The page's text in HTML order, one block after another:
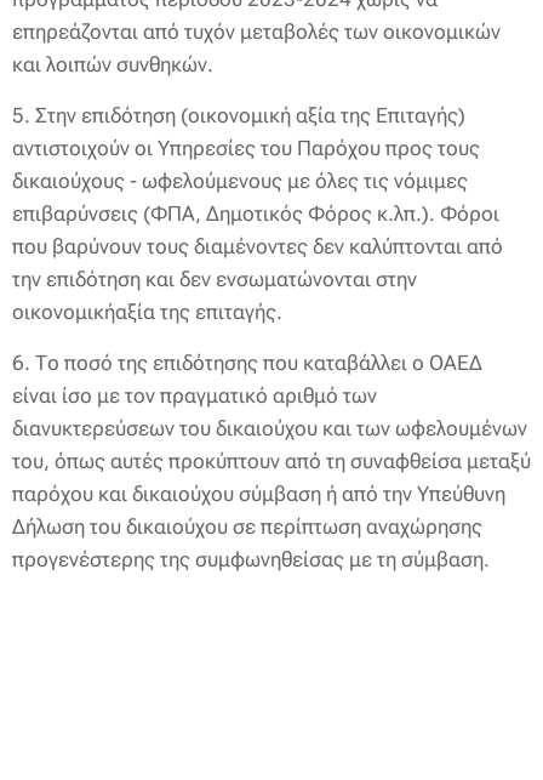
επηρεάζονται από τυχόν μεταβολές των οικονομικών
και λοιπών συνθηκών.
5. Στην επιδότηση (οικονομική αξία της Επιταγής)
αντιστοιχούν οι Υπηρεσίες του Παρόχου προς τους
δικαιούχους - ωφελούμενους με όλες τις νόμιμες
επιβαρύνσεις (ΦΠΑ, Δημοτικός Φόρος κ.λπ.). Φόροι
που βαρύνουν τους διαμένοντες δεν καλύπτονται από
την επιδότηση και δεν ενσωματώνονται στην
οικονομικήαξία της επιταγής.
6. Το ποσό της επιδότησης που καταβάλλει ο ΟΑΕΔ
είναι ίσο με τον πραγματικό αριθμό των
διανυκτερεύσεων του δικαιούχου και των ωφελουμένων
του, όπως αυτές προκύπτουν από τη συναφθείσα μεταξύ
παρόχου και δικαιούχου σύμβαση ή από την Υπεύθυνη
Δήλωση του δικαιούχου σε περίπτωση αναχώρησης
προγενέστερης της συμφωνηθείσας με τη σύμβαση.